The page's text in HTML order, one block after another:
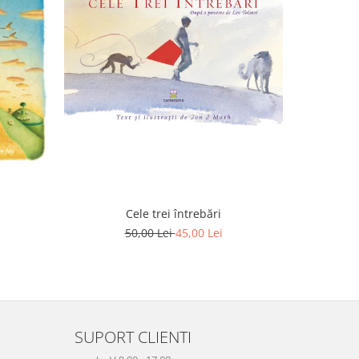
Cele trei întrebări
50,00 Lei45,00 Lei
SUPORT CLIENTI